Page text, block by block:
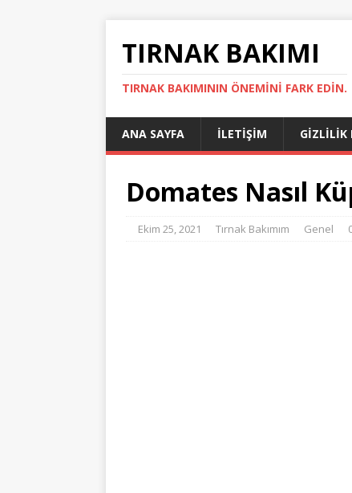
TIRNAK BAKIMI
TIRNAK BAKIMININ ÖNEMINI FARK EDIN.
ANA SAYFA İLETIŞIM GIZLILIK
Domates Nasıl
Ekim 25, 2021 Tırnak Bakımım Genel